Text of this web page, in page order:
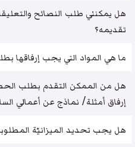
هل يمكنني طلب النصائح
تقديمه؟
ما هي المواد التي يجب إرفاقها
هل من الممكن التقدم بطلب
إرفاق أمثلة/ نماذج عن أعمالي
هل يجب تحديد الميزانيّة